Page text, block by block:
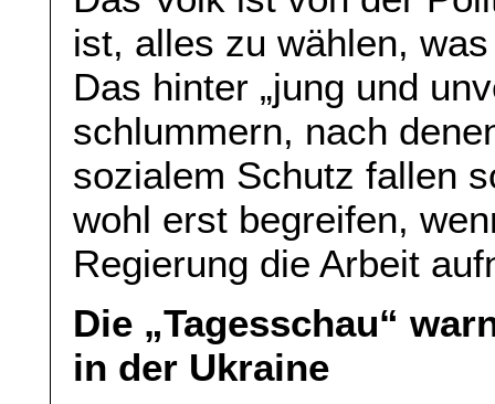
ist, alles zu wählen,
Das hinter „jung und
schlummern, nach
sozialem Schutz fallen
wohl erst begreifen,
Regierung die Arbeit
Die „Tagesschau“
in der Ukraine